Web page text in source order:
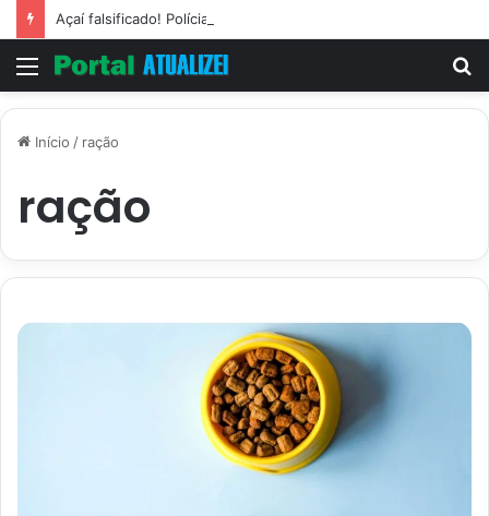
Açaí falsificado! Polícia fecha fábrica em Várzea Grande
Menu
Início / ração
ração